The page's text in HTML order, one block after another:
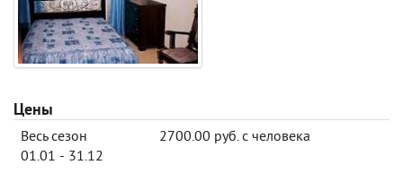
Цены
Весь сезон
01.01 - 31.12
2700.00 руб. с человека